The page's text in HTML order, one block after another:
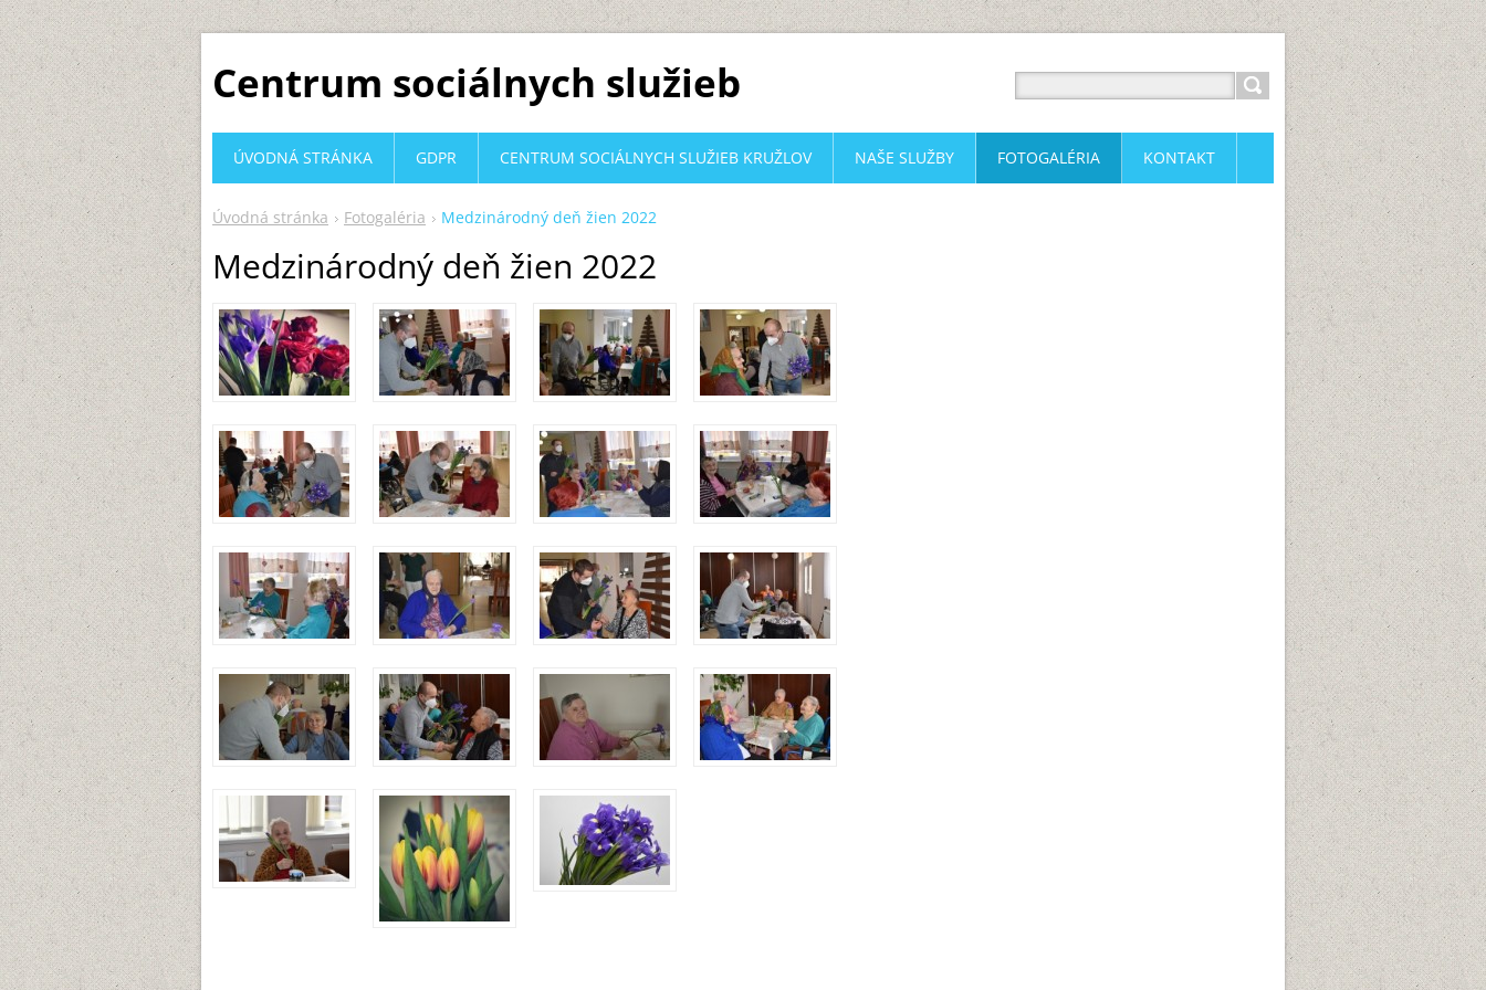
Centrum sociálnych služieb
Úvodná stránka Fotogaléria Medzinárodný deň žien 2022
Medzinárodný deň žien 2022
ÚVODNÁ STRÁNKA GDPR CENTRUM SOCIÁLNYCH SLUŽIEB KRUŽLOV NAŠE SLUŽBY FOTOGALÉRIA KONTAKT